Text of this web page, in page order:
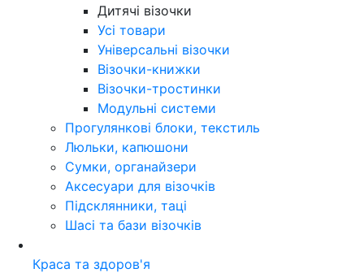
Дитячі візочки
Усі товари
Універсальні візочки
Візочки-книжки
Візочки-тростинки
Модульні системи
Прогулянкові блоки, текстиль
Люльки, капюшони
Сумки, органайзери
Аксесуари для візочків
Підсклянники, таці
Шасі та бази візочків
Краса та здоров'я